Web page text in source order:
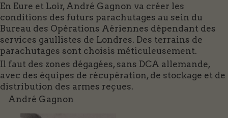
En Eure et Loir, André Gagnon va créer les
conditions des futurs parachutages au sein du
Bureau des Opérations Aériennes dépendant des
services gaullistes de Londres. Des terrains de
parachutages sont choisis méticuleusement.
Il faut des zones dégagées, sans DCA allemande,
avec des équipes de récupération, de stockage et de
distribution des armes reçues.
André Gagnon